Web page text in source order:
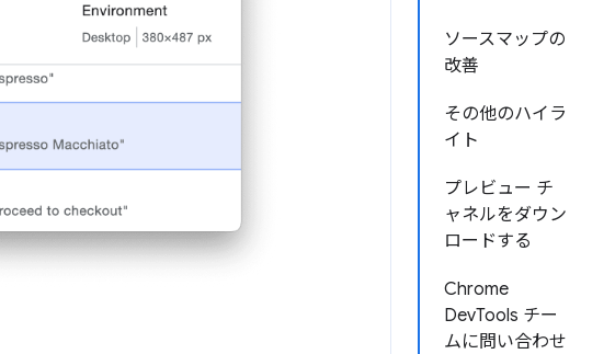
ソースマップの
改善
その他のハイラ
イト
プレビュー チ
ャネルをダウン
ロードする
Chrome
DevTools チー
ムに問い合わせ